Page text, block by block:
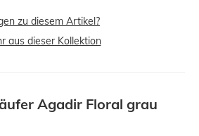
zu diesem Artikel?
aus dieser Kollektion
Agadir Floral grau